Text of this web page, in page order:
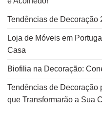
Tendências de Decoração
Loja de Móveis em
Casa
Biofilia na Decoração:
Tendências de Decoração
que Transformarão a Sua